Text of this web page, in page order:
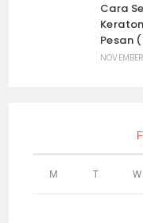
Cara
Pesan
M T W